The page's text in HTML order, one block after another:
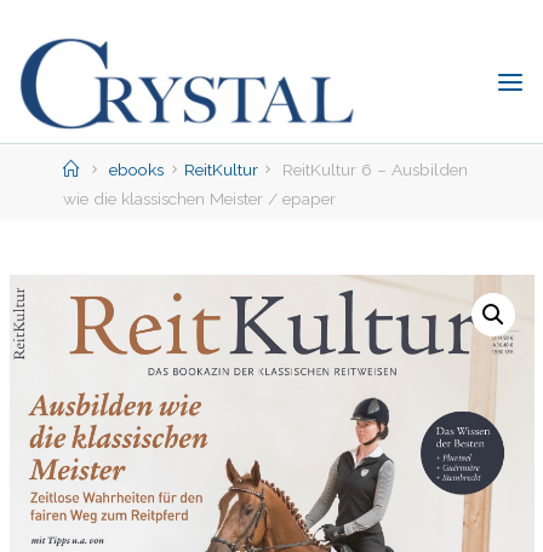
content
Crystal
Verlag
PFERDEFREUNDE
Homeebooks ReitKultur
ReitKultur 6 – Ausbilden
wie die klassischen Meister / epaper